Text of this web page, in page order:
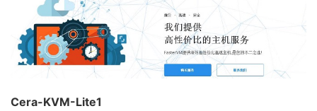
Cera-KVM-Lite1